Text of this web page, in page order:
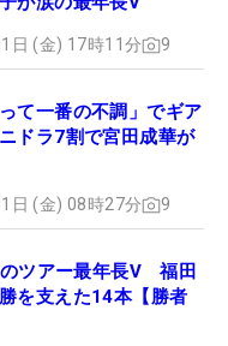
父・一樹さんにつ
ラブを振っていた
き道は決まった。
たちに影響を与え
、その一歩を踏み出
アーから引退した
スターズGCレデ
日 (金) 17時11分 9
って一番の不調」でギア
ドラ7割で宮田成華が
日 (金) 08時27分 9
ツアー最年長V 福田
を支えた14本【勝者